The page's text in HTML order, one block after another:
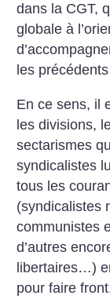
dans la CGT,
globale à
les
En ce sens, il
les divisions,
sectarismes
syndicalistes
tous les
(syndicalistes
communistes
d’autres
libertaires…)
pour faire